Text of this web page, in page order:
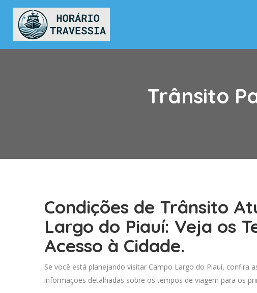
Trânsito
Condições de Trânsito
Largo do Piauí: Veja os
Acesso à Cidade.
Se você está planejando visitar Campo Largo do Piauí, confira
informações detalhadas sobre os tempos de viagem para os